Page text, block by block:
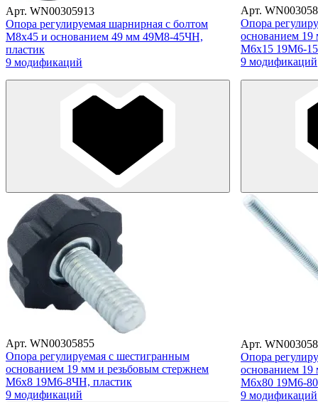
Арт. WN00305913
Опора регулируемая шарнирная с болтом
М8х45 и основанием 49 мм 49М8-45ЧН,
пластик
9 модификаций
Арт.
Опора
основанием 19
М6х15 19М6-
9 модификаций
Арт. WN00305855
Опора регулируемая с шестигранным
основанием 19 мм и резьбовым стержнем
М6х8 19М6-8ЧН, пластик
9 модификаций
Арт.
Опора
основанием 19
М6х80 19М6-
9 модификаций